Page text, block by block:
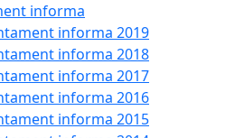
informa
informa 2019
informa 2018
informa 2017
informa 2016
informa 2015